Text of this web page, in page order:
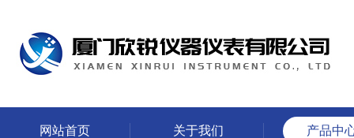
网站首页 关于我们 产品中